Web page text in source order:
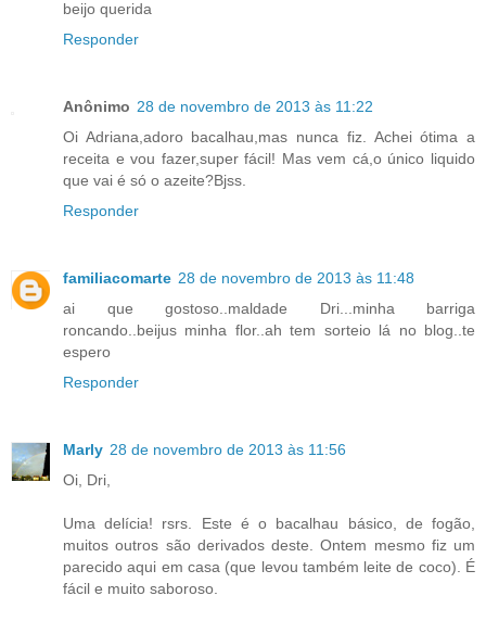
beijo querida
Responder
Anônimo 28 de novembro de 2013 às 11:22
Oi Adriana,adoro bacalhau,mas nunca fiz. Achei ótima a
receita e vou fazer,super fácil! Mas vem cá,o único liquido
que vai é só o azeite?Bjss.
Responder
familiacomarte 28 de novembro de 2013 às 11:48
ai que gostoso..maldade Dri...minha barriga
roncando..beijus minha flor..ah tem sorteio lá no blog..te
espero
Responder
Marly 28 de novembro de 2013 às 11:56
Oi, Dri,
Uma delícia! rsrs. Este é o bacalhau básico, de fogão,
muitos outros são derivados deste. Ontem mesmo fiz um
parecido aqui em casa (que levou também leite de coco). É
fácil e muito saboroso.